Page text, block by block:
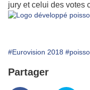
jury et celui des votes
#Eurovision 2018
Partager